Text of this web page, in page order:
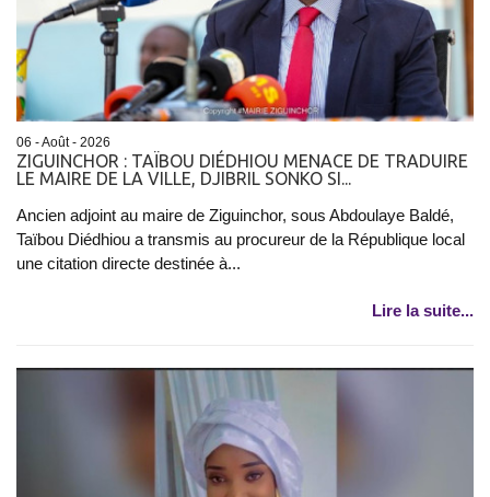
06 - Août - 2026
ZIGUINCHOR : TAÏBOU DIÉDHIOU MENACE DE TRADUIRE
LE MAIRE DE LA VILLE, DJIBRIL SONKO SI...
Ancien adjoint au maire de Ziguinchor, sous Abdoulaye Baldé,
Taïbou Diédhiou a transmis au procureur de la République local
une citation directe destinée à...
Lire la suite...